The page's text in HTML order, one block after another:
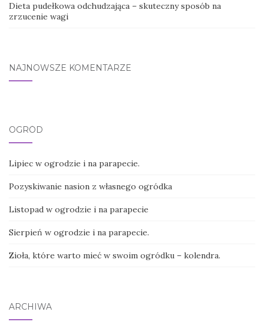
Dieta pudełkowa odchudzająca – skuteczny sposób na
zrzucenie wagi
NAJNOWSZE KOMENTARZE
OGRÓD
Lipiec w ogrodzie i na parapecie.
Pozyskiwanie nasion z własnego ogródka
Listopad w ogrodzie i na parapecie
Sierpień w ogrodzie i na parapecie.
Zioła, które warto mieć w swoim ogródku – kolendra.
ARCHIWA